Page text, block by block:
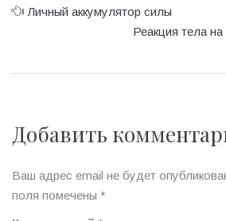
Личный аккумулятор силы
Реакция тела
Добавить
Ваш адрес email не будет
поля помечены *